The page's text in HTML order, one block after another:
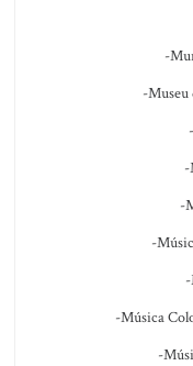
-
-Museu
-
-
-
-Música
-